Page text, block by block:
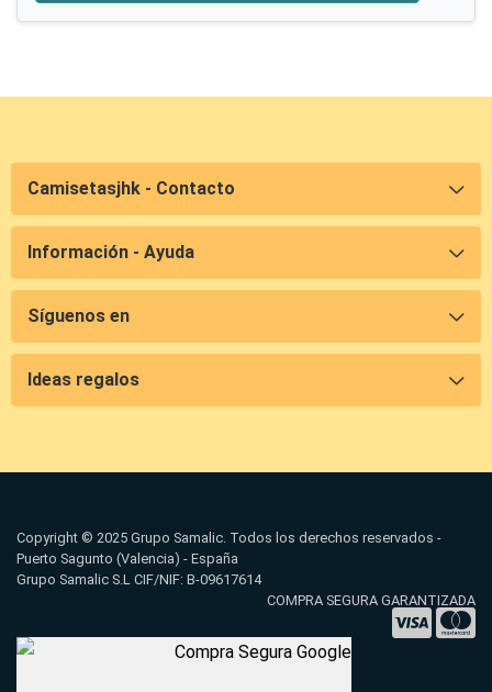
Camisetasjhk - Contacto
Información - Ayuda
Síguenos en
Ideas regalos
Copyright © 2025 Grupo Samalic. Todos los derechos reservados -
Puerto Sagunto (Valencia) - España
Grupo Samalic S.L CIF/NIF: B-09617614
COMPRA SEGURA GARANTIZADA